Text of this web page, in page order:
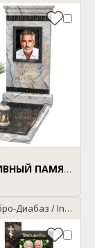
ЭКСКЛЮЗИВНЫЙ ПАМЯТНИК
Гранит: Габбро-Диабаз / Indian Aurora